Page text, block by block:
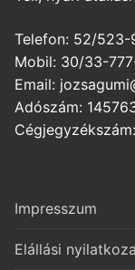
Telefon: 52/523-
Mobil: 30/33-
Email:
Adószám:
Impresszum
Elállási